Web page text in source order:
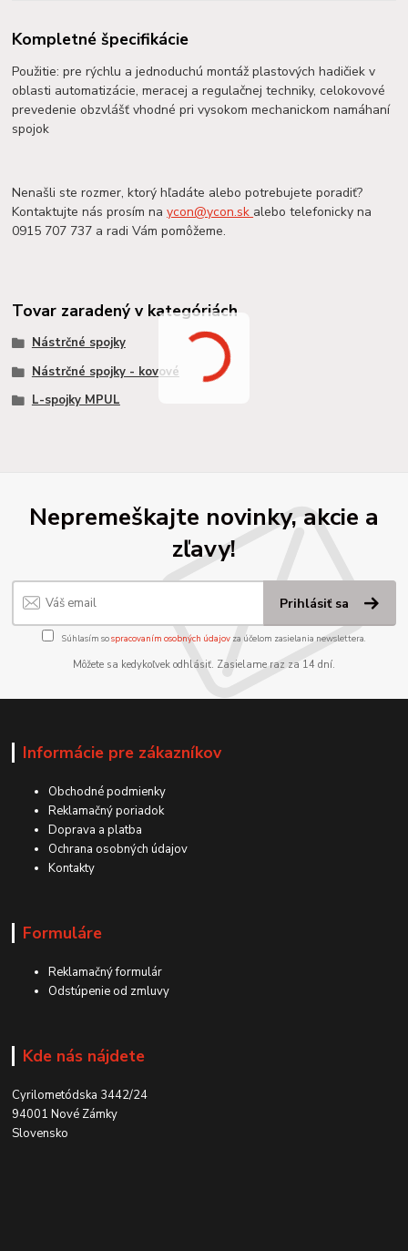
Kompletné špecifikácie
Použitie: pre rýchlu a jednoduchú montáž plastových hadičiek v
oblasti automatizácie, meracej a regulačnej techniky, celokovové
prevedenie obzvlášť vhodné pri vysokom mechanickom namáhaní
spojok
Nenašli ste rozmer, ktorý hľadáte alebo potrebujete poradiť?
Kontaktujte nás prosím naycon@ycon.sk alebo telefonicky na
0915 707 737 a radi Vám pomôžeme.
Tovar zaradený v kategóriách
Nástrčné spojky
Nástrčné spojky - kovové
L-spojky MPUL
Nepremeškajte novinky, akcie a
zľavy!
Prihlásiť sa
Súhlasím sospracovaním osobných údajov za účelom zasielania newslettera.
Môžete sa kedykoľvek odhlásiť. Zasielame raz za 14 dní.
Informácie pre zákazníkov
Obchodné podmienky
Reklamačný poriadok
Doprava a platba
Ochrana osobných údajov
Kontakty
Formuláre
Reklamačný formulár
Odstúpenie od zmluvy
Kde nás nájdete
Cyrilometódska 3442/24
94001 Nové Zámky
Slovensko